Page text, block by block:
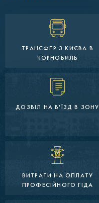
ТРАНСФЕР З КИЄВА В
ЧОРНОБИЛЬ
ДОЗВІЛ НА В'ЇЗД В ЗОНУ
ВИТРАТИ НА ОПЛАТУ
ПРОФЕСІЙНОГО ГІДА